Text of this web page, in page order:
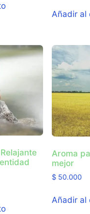
Añadir al
Aroma
mejor
$50.000
Añadir al